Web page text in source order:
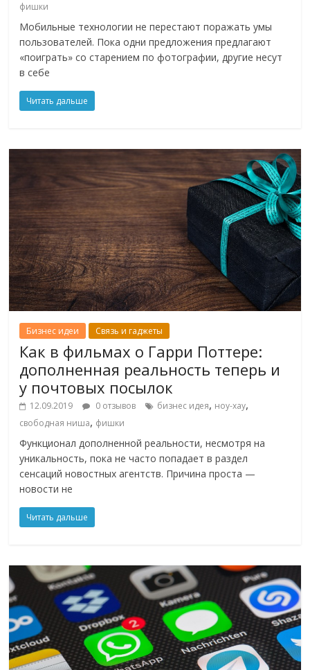
фишки
Мобильные технологии не перестают поражать умы
пользователей. Пока одни предложения предлагают
«поиграть» со старением по фотографии, другие несут
в себе
Читать дальше
Бизнес идеи Связь и гаджеты
Как в фильмах о Гарри Поттере:
дополненная реальность теперь и
у почтовых посылок
12.09.2019 0 отзывов бизнес идея, ноу-хау,
свободная ниша, фишки
Функционал дополненной реальности, несмотря на
уникальность, пока не часто попадает в раздел
сенсаций новостных агентств. Причина проста —
новости не
Читать дальше